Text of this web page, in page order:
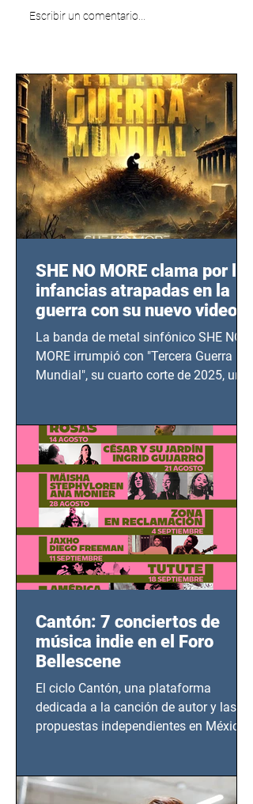
Escribir un comentario...
SHE NO MORE clama por las
infancias atrapadas en la
guerra con su nuevo video
TERCERA GUERRA
MUNDIAL
La banda de metal sinfónico SHE NO
MORE irrumpió con "Tercera Guerra
Mundial", su cuarto corte de 2025, un
bélicos.
Cantón: 7 conciertos de
música indie en el Foro
Bellescene
El ciclo Cantón, una plataforma
dedicada a la canción de autor y las
propuestas independientes en México,
CDMX), todos los miércoles a partir del